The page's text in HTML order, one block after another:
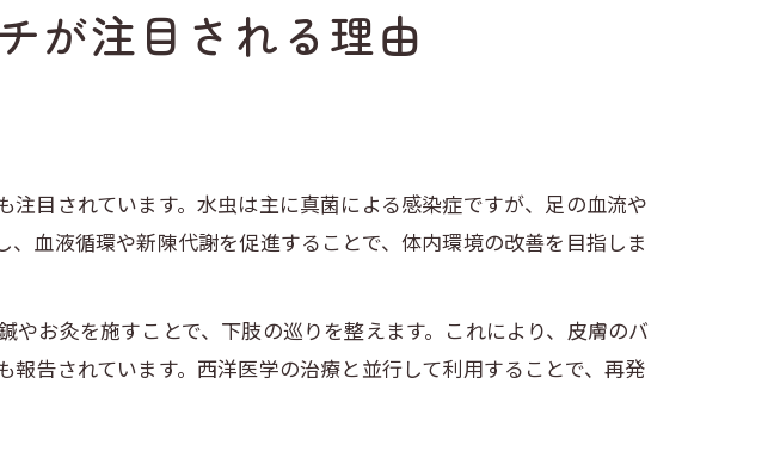
が注目される理由
目されています。水虫は主に真菌による感染症ですが、足の血流や
血液循環や新陳代謝を促進することで、体内環境の改善を目指しま
お灸を施すことで、下肢の巡りを整えます。これにより、皮膚のバ
告されています。西洋医学の治療と並行して利用することで、再発